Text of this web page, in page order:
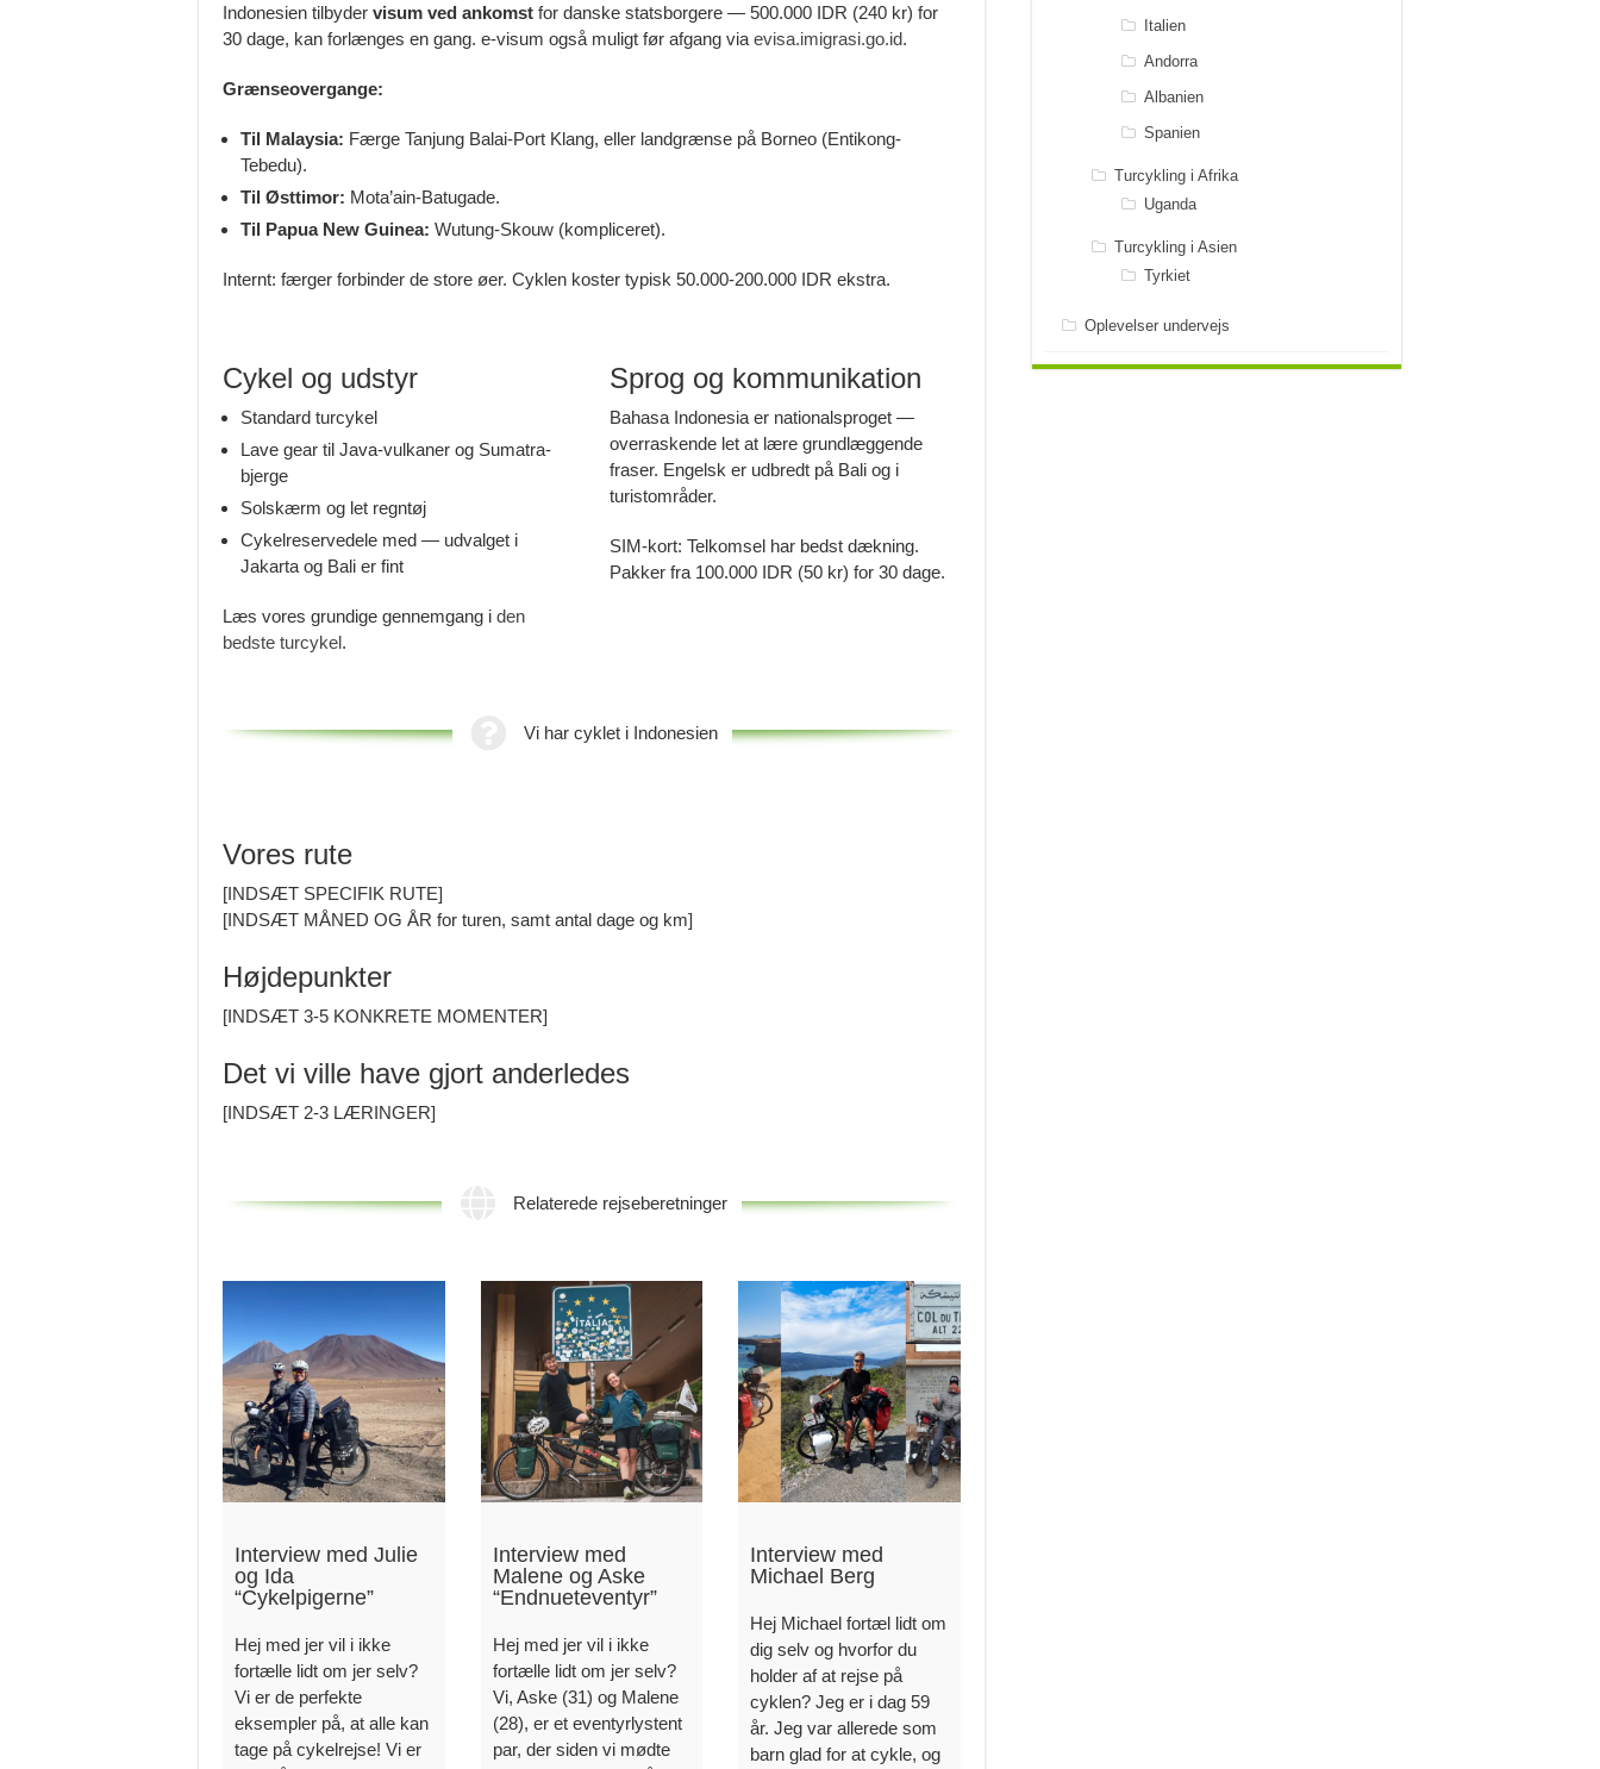
Indonesien tilbyder visum ved ankomst for danske statsborgere — 500.000 IDR (240 kr) for
30 dage, kan forlænges en gang. e-visum også muligt før afgang via evisa.imigrasi.go.id.
Grænseovergange:
Til Malaysia: Færge Tanjung Balai-Port Klang, eller landgrænse på Borneo (Entikong-
Tebedu).
Til Østtimor: Mota’ain-Batugade.
Til Papua New Guinea: Wutung-Skouw (kompliceret).
Internt: færger forbinder de store øer. Cyklen koster typisk 50.000-200.000 IDR ekstra.
Cykel og udstyr
Standard turcykel
Lave gear til Java-vulkaner og Sumatra-
bjerge
Solskærm og let regntøj
Cykelreservedele med — udvalget i
Jakarta og Bali er fint
Læs vores grundige gennemgang i den
bedste turcykel.
Sprog og kommunikation
Bahasa Indonesia er nationalsproget —
overraskende let at lære grundlæggende
fraser. Engelsk er udbredt på Bali og i
turistområder.
SIM-kort: Telkomsel har bedst dækning.
Pakker fra 100.000 IDR (50 kr) for 30 dage.
Vi har cyklet i Indonesien
Vores rute
[INDSÆT SPECIFIK RUTE]
[INDSÆT MÅNED OG ÅR for turen, samt antal dage og km]
Højdepunkter
[INDSÆT 3-5 KONKRETE MOMENTER]
Det vi ville have gjort anderledes
[INDSÆT 2-3 LÆRINGER]
Relaterede rejseberetninger
Interview med Julie
og Ida
“Cykelpigerne”
Hej med jer vil i ikke
fortælle lidt om jer selv?
Vi er de perfekte
eksempler på, at alle kan
tage på cykelrejse! Vi er
Interview med
Malene og Aske
“Endnueteventyr”
Hej med jer vil i ikke
fortælle lidt om jer selv?
Vi, Aske (31) og Malene
(28), er et eventyrlystent
par, der siden vi mødte
Interview med
Michael Berg
Hej Michael fortæl lidt om
dig selv og hvorfor du
holder af at rejse på
cyklen? Jeg er i dag 59
år. Jeg var allerede som
barn glad for at cykle, og
Italien
Andorra
Albanien
Spanien
Turcykling i Afrika
Uganda
Turcykling i Asien
Tyrkiet
Oplevelser undervejs